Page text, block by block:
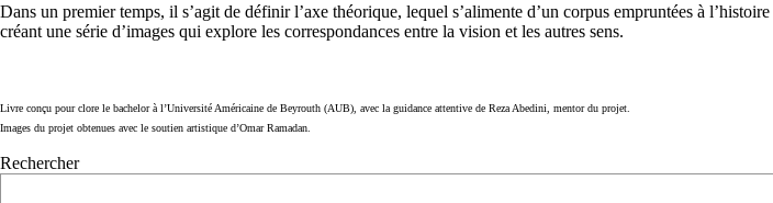
Dans un premier temps, il s’agit de définir l’axe théorique, lequel s’alimente d’un corpus empruntées à
créant une série d’images qui explore les correspondances entre la vision et les autres sens.
Livre conçu pour clore le bachelor à l’Université Américaine de Beyrouth (AUB), avec la guidance attentive de Reza Abedini, mentor du projet.
Images du projet obtenues avec le soutien artistique d’Omar Ramadan.
Rechercher